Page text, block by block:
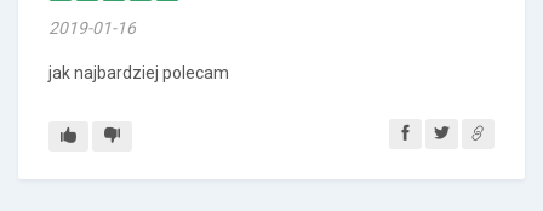
2019-01-16
jak najbardziej polecam